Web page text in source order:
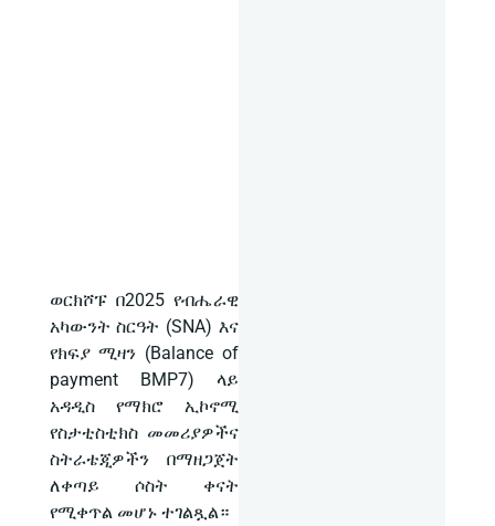
የክፍያ ሚዛን (Balance of
payment BMP7) ላይ
አዳዲስ የማክሮ ኢኮኖሚ
የስታቲስቲክስ መመሪያዎችና
ስትራቴጂዎችን በማዘጋጀት
ለቀጣይ ሶስት ቀናት
የሚቀጥል መሆኑ ተገልጿል።